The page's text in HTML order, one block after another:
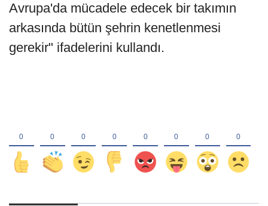
Avrupa'da mücadele edecek bir takımın
arkasında bütün şehrin kenetlenmesi
gerekir" ifadelerini kullandı.